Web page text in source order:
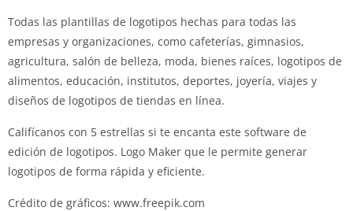
Todas las plantillas de logotipos hechas para todas las
empresas y organizaciones, como cafeterías, gimnasios,
agricultura, salón de belleza, moda, bienes raíces, logotipos de
alimentos, educación, institutos, deportes, joyería, viajes y
diseños de logotipos de tiendas en línea.
Califícanos con 5 estrellas si te encanta este software de
edición de logotipos. Logo Maker que le permite generar
logotipos de forma rápida y eficiente.
Crédito de gráficos: www.freepik.com